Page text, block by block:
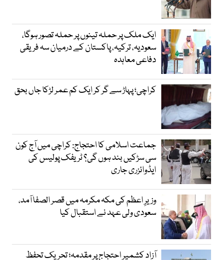
ایک ملک پر حملہ تینوں پر حملہ تصور ہوگا،
سعودیہ، ترکیہ، پاکستان کے درمیان سہ فریقی
دفاعی معاہدہ
کراچی؛ پہاڑ سے گر کر ایک کم عمر لڑکا جاں بحق
جماعت اسلامی کا احتجاج: کراچی میں آج کون
سی سڑکیں بند ہوں گی؟ ٹریفک پولیس کی
ایڈوائزری جاری
وزیرِ اعظم کی مکہ مکرمہ میں قصر الصفا آمد،
سعودی ولی عہد نے استقبال کیا
آزاد کشمیر احتجاج پر مقدمہ؛ تحریک تحفظ